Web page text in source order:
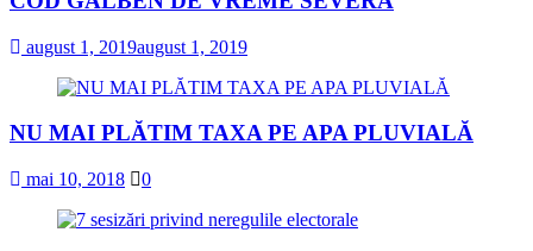
august 1, 2019august 1, 2019
NU MAI PLĂTIM TAXA PE APA PLUVIALĂ
mai 10, 2018 0